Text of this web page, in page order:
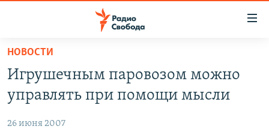
упрощенного
доступа
основному
ПОДКАСТЫ
АВТОРСКИЕ ПРОЕКТЫ
ЦИТАТЫ СВОБОДЫ
НОВОСТИ
Игрушечным паровозом можно
управлять при помощи мысли
26 июня 2007